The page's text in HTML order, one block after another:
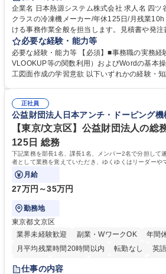
企業名 日本熱源システム株式会社 求人名 四ツ谷【一般事務】国内トップ
クラスの冷凍機メーカー/年休125日/月残業10h 仕事の内容 技術部門にお
ける事務作業全般を担当します。見積書や発
ADを用いた図面修正補助、電話・メール対応
を支えるポジションです。 【仕事内容】■資料の整理、作成、ファイリン
グ、受発注等のデータ入力 ■工事見積書や発注
作成および管理■Excel関数を用いたデータ集計
中で少しずつ身につけられますので、専門知識
ご応募いただけます。 募集職種 四ツ谷【一般事務】国内トップクラスの
冷凍機メーカー/年休125日/月残業10h
必要な経験・能力等
必要な経験・能力等 【必須】■事務職の実務経
VLOOKUP等の関数利用）およびWordの基本
工図面作成の学習意欲 以下いずれかの経験・知識を有する方は特に歓迎し
を使用しますが既存フォーマットへの入力・修
を組むことはありませんのでご安心ください。 学歴・資格 学歴：大学院
大学 高専 短大 専修学校 高校 語学力： 資格：
正社員
公益財団法人日本アンチ・ドーピング機
【東京/文京区】公益財団法人の総
125日 総務
下記業務を部長1名、課長1名、メンバー2名で分担して
者として業務を覚えていただき、ゆくゆくはリーダーや
躍いただくことを期待しています。
月給
27万円～35万円
勤務地
東京都文京区
業界未経験歓迎
副業・WワークOK
年間
月平均残業時間20時間以内
転勤なし 英語
賞与あり
育休あり
仕事の内容